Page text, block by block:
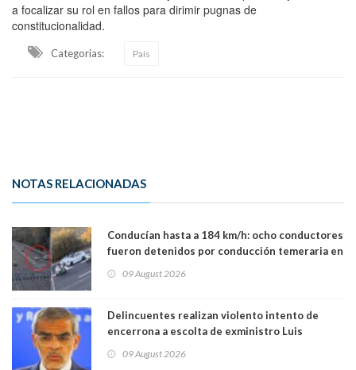
a focalizar su rol en fallos para dirimir pugnas de
constitucionalidad.
Categorias: País
NOTAS RELACIONADAS
Conducían hasta a 184 km/h: ocho conductores
fueron detenidos por conducción temeraria en
09 August 2026
Delincuentes realizan violento intento de
encerrona a escolta de exministro Luis
Lo Espejo
09 August 2026